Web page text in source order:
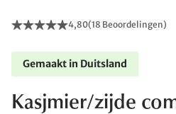
4,80(18 Beoordelingen)
Gemaakt in Duitsland
Kasjmier/zijde